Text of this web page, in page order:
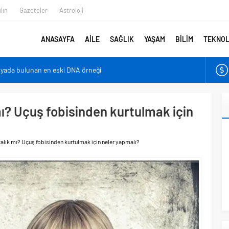
Gazeteler Astroloji
ANASAYFA AİLE SAĞLIK YAŞAM BİLİM
bulunan en eski DNA örneği
bebeklerden farklı?
belirlenebilecek
Uçuş fobisinden kurtulmak için
mı? Uçuş fobisinden kurtulmak için neler yapmalı?